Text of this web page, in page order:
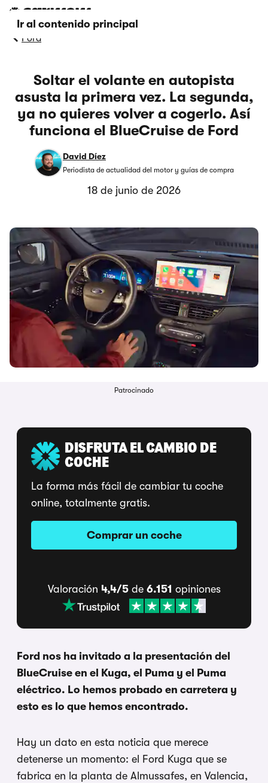
Ir al contenido principal
Ford
Soltar el volante en autopista
asusta la primera vez. La segunda,
ya no quieres volver a cogerlo. Así
funciona el BlueCruise de Ford
David Díez
Periodista de actualidad del motor y guías de compra
18 de junio de 2026
Patrocinado
DISFRUTA EL CAMBIO DE
COCHE
La forma más fácil de cambiar tu coche
online, totalmente gratis.
Comprar un coche
Valoración 4,4/5de 6.151 opiniones
Ford nos ha invitado a la presentación del
BlueCruise en el Kuga, el Puma y el Puma
eléctrico. Lo hemos probado en carretera y
esto es lo que hemos encontrado.
Hay un dato en esta noticia que merece
detenerse un momento: el Ford Kuga que se
fabrica en la planta de Almussafes, en Valencia,